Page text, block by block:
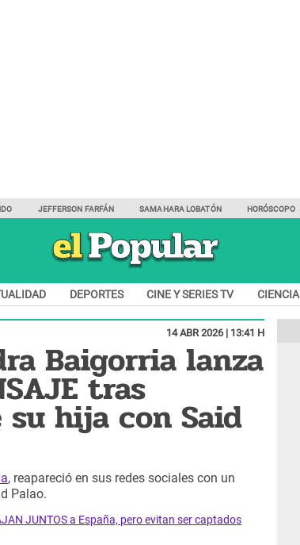
JEFFERSON FARFÁN SAMAHARA LOBATÓN HORÓSCOPO
DEPORTES CINE Y SERIES TV CIENCIA
14 ABR 2026 | 13:41 H
Baigorria lanza
tras
hija con Said
, reapareció en sus redes sociales con un
Palao.
JUNTOS a España, pero evitan ser captados